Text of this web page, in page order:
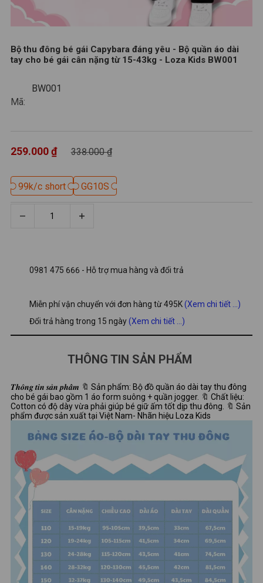
Bộ thu đông bé gái Capybara đáng yêu - Bộ quần áo dài
tay cho bé gái cân nặng từ 15-43kg - Loza Kids BW001
Mã:
338.000 ₫
259.000 ₫
0981 475 666 - Hỗ trợ mua hàng và đổi trả
Miễn phí vận chuyển với đơn hàng từ 495K(Xem chi tiết ...)
Đổi trả hàng trong 15 ngày(Xem chi tiết ...)
BW001
99k/c short
99k/c short GG10S
GG10S
THÔNG TIN SẢN PHẨM
𝑻𝒉𝒐̂𝒏𝒈 𝒕𝒊𝒏 𝒔𝒂̉𝒏 𝒑𝒉𝒂̂̉𝒎 🔖 Sản phẩm: Bộ đồ quần áo dài tay thu đông
cho bé gái bao gồm 1 áo form suông + quần jogger. 🔖 Chất liệu:
Cotton có độ dày vừa phải giúp bé giữ ấm tốt dịp thu đông. 🔖 Sản
phẩm được sản xuất tại Việt Nam- Nhãn hiệu Loza Kids